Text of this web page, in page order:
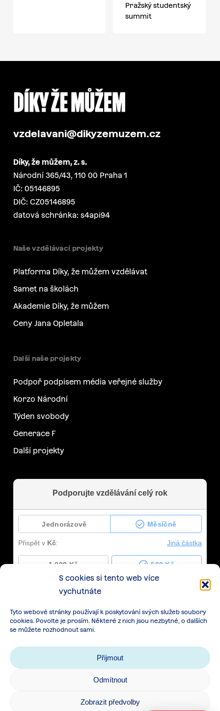
S cookies si tento web více
vychutnáte
Tyto webové stránky používají k poskytování svých služeb soubory
cookies. Povolte je prosím. Některé z nich jsou nezbytné, o dalších
se můžete rozhodnout sami.
Přijmout
Odmítnout
Zobrazit předvolby
Pražský studentský
summit
vzdelavani@dikyzemuzem.cz
Díky, že můžem, z. s.
Národní 365/43, 110 00 Praha 1
IČ: 05146895
DIČ: CZ05146895
datová schránka: s4api94
Naše vzdělávací projekty
Platforma Díky, že můžem vzdělávat
Samet na školách
Akademie Díky, že můžem
Ceny Jana Opletala
Další naše projekty
Podpoř podpisem média veřejné služby
Korzo Národní
Týden svobody
Generace F
Další projekty
Zásady zpracování osobních údajů